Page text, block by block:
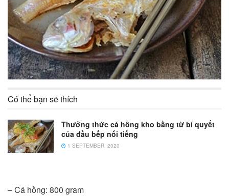
Có thể bạn sẽ thích
Thưởng thức cá hồng kho bằng từ bí quyết
của đầu bếp nổi tiếng
1 SEPTEMBER, 2020
– Cá hồng: 800 gram